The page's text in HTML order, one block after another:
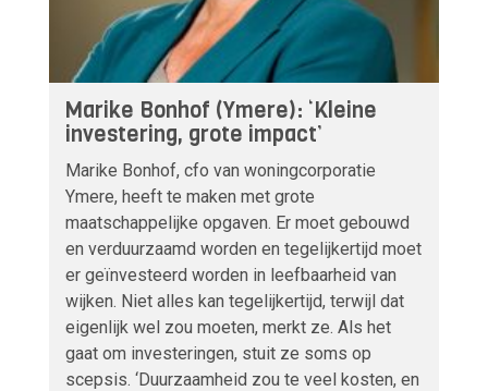
Marike Bonhof (Ymere): ‘Kleine
investering, grote impact’
Marike Bonhof, cfo van woningcorporatie
Ymere, heeft te maken met grote
maatschappelijke opgaven. Er moet gebouwd
en verduurzaamd worden en tegelijkertijd moet
er geïnvesteerd worden in leefbaarheid van
wijken. Niet alles kan tegelijkertijd, terwijl dat
eigenlijk wel zou moeten, merkt ze. Als het
gaat om investeringen, stuit ze soms op
scepsis. ‘Duurzaamheid zou te veel kosten, en